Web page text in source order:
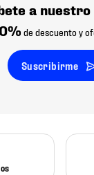
a
de descuento y
Suscribirme